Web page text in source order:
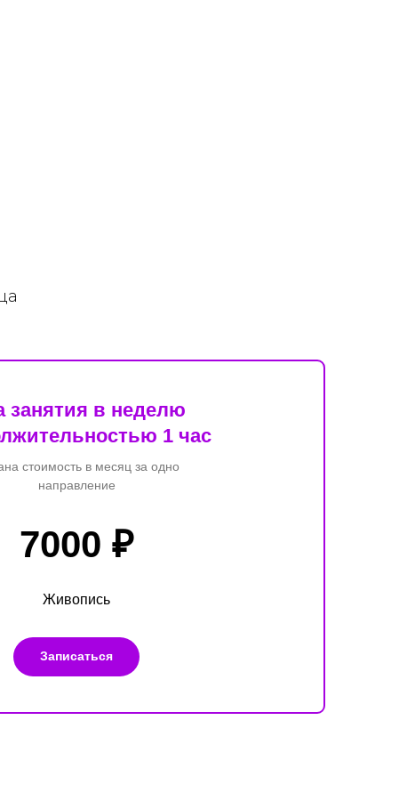
занятия в неделю
1 час
стоимость в месяц за одно
направление
7000 ₽
Живопись
Записаться